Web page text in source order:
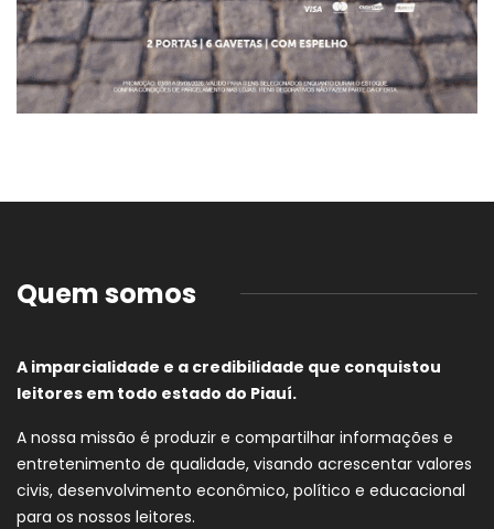
Quem somos
A imparcialidade e a credibilidade que conquistou
leitores em todo estado do Piauí.
A nossa missão é produzir e compartilhar informações e
entretenimento de qualidade, visando acrescentar valores
civis, desenvolvimento econômico, político e educacional
para os nossos leitores.